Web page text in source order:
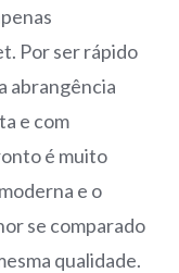
Por ser rápido
abrangência
e com
é muito
e o
se comparado
qualidade.